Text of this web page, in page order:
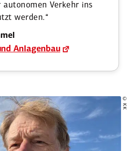
Verkehr ins
werden.“
Anlagenbau
© KK